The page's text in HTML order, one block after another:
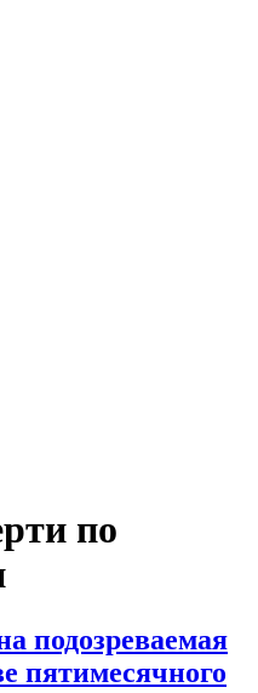
по
подозреваемая
пятимесячного